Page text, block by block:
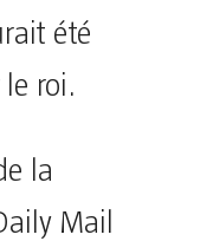
été
roi.
la
Mail